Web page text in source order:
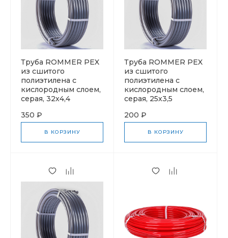
Труба ROMMER PEX
из сшитого
полиэтилена с
кислородным слоем,
серая, 32х4,4
350 ₽
В КОРЗИНУ
Труба ROMMER PEX
из сшитого
полиэтилена с
кислородным слоем,
серая, 25х3,5
200 ₽
В КОРЗИНУ